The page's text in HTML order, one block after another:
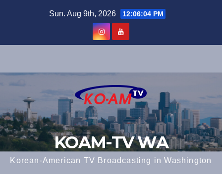
Sun. Aug 9th, 2026 12:06:05 PM
KOAM-TV WA
Korean-American TV Broadcasting in Washington